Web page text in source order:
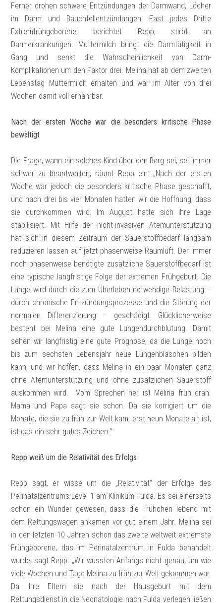
Ferner drohen schwere Entzündungen der Darmwand, Löcher
im Darm und Bauchfellentzündungen. Fast jedes Dritte
Extremfrühgeborene, berichtet Repp, stirbt an
Darmerkrankungen. Muttermilch bringt die Darmtätigkeit in
Gang und senkt die Wahrscheinlichkeit von Darm-
Komplikationen um den Faktor drei. Melina hat ab dem zweiten
Lebenstag Muttermilch erhalten und war im Alter von drei
Wochen damit voll ernährbar.
Nach der ersten Woche war die besonders kritische Phase
bewältigt
Die Frage, wann ein solches Kind über den Berg sei, sei immer
schwer zu beantworten, räumt Repp ein: „Nach der ersten
Woche war jedoch die besonders kritische Phase geschafft,
und nach drei bis vier Monaten hatten wir die Hoffnung, dass
sie durchkommen wird. Im August hatte sich ihre Lage
stabilisiert. Mit Hilfe der nicht-invasiven Atemunterstützung
hat sich in diesem Zeitraum der Sauerstoffbedarf langsam
reduzieren lassen auf jetzt phasenweise Raumluft. Der immer
noch phasenweise benötigte zusätzliche Sauerstoffbedarf ist
eine typische langfristige Folge der extremen Frühgeburt. Die
Lunge wird durch die zum Überleben notwendige Belastung –
durch chronische Entzündungsprozesse und die Störung der
normalen Differenzierung – geschädigt. Glücklicherweise
besteht bei Melina eine gute Lungendurchblutung. Damit
sehen wir langfristig eine gute Prognose, da die Lunge noch
bis zum sechsten Lebensjahr neue Lungenbläschen bilden
kann, und wir hoffen, dass Melina in ein paar Monaten ganz
ohne Atemunterstützung und ohne zusätzlichen Sauerstoff
auskommen wird. Vom Sprechen her ist Melina früh dran.
Mama und Papa sagt sie schon. Da sie korrigiert um die
Monate, die sie zu früh zur Welt kam, erst neun Monate alt ist,
ist das ein sehr gutes Zeichen.“
Repp weiß um die Relativität des Erfolgs
Repp sagt, er wisse um die „Relativität“ der Erfolge des
Perinatalzentrums Level 1 am Klinikum Fulda. Es sei einerseits
schon ein Wunder gewesen, dass die Frühchen lebend mit
dem Rettungswagen ankamen vor gut einem Jahr. Melina sei
in den letzten 10 Jahren schon das zweite weltweit extremste
Frühgeborene, das im Perinatalzentrum in Fulda behandelt
wurde, sagt Repp: „Wir wussten Anfangs nicht genau, um wie
viele Wochen und Tage Melina zu früh zur Welt gekommen war.
Da ihre Eltern sie nach der Hausgeburt mit dem
Rettungsdienst in die Neonatologie nach Fulda verlegen ließen